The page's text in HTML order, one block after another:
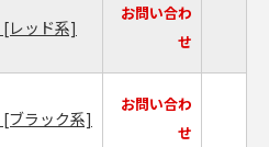
[レッド系]
お問い合わ
せ
[ブラック系]
お問い合わ
せ